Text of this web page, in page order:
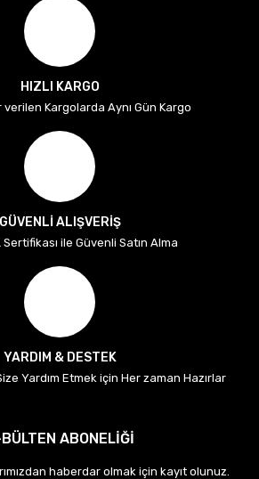
HIZLI KARGO
verilen Kargolarda Aynı Gün Kargo
GÜVENLİ ALIŞVERİŞ
ile Güvenli Satın Alma
YARDIM & DESTEK
Yardım Etmek için Her zaman Hazırlar
ABONELİĞİ
haberdar olmak için kayıt olunuz.